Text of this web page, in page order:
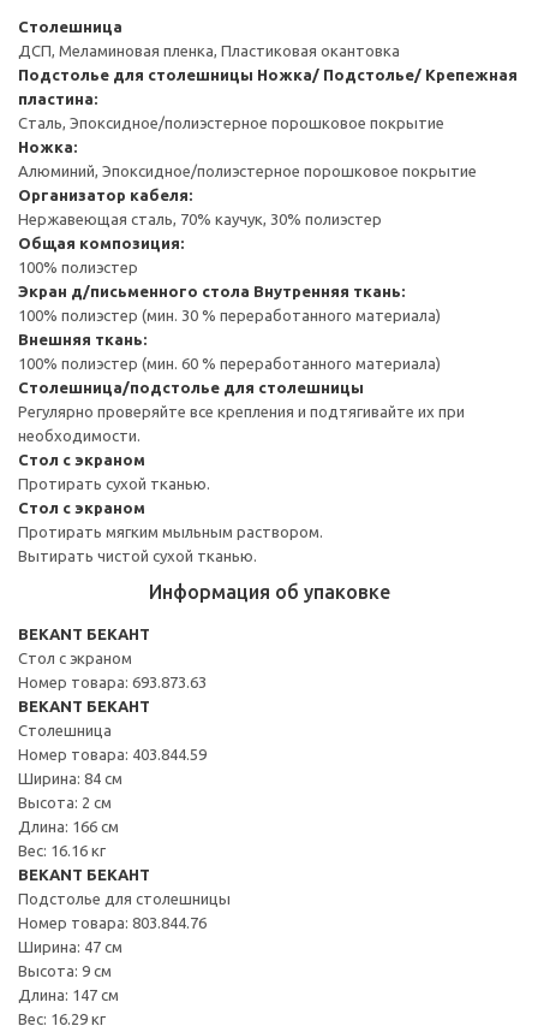
Столешница
ДСП, Меламиновая пленка, Пластиковая окантовка
Подстолье для столешницы Ножка/ Подстолье/ Крепежная
пластина:
Сталь, Эпоксидное/полиэстерное порошковое покрытие
Ножка:
Алюминий, Эпоксидное/полиэстерное порошковое покрытие
Организатор кабеля:
Нержавеющая сталь, 70% каучук, 30% полиэстер
Общая композиция:
100% полиэстер
Экран д/письменного стола Внутренняя ткань:
100% полиэстер (мин. 30 % переработанного материала)
Внешняя ткань:
100% полиэстер (мин. 60 % переработанного материала)
Столешница/подстолье для столешницы
Регулярно проверяйте все крепления и подтягивайте их при
необходимости.
Стол с экраном
Протирать сухой тканью.
Стол с экраном
Протирать мягким мыльным раствором.
Вытирать чистой сухой тканью.
Информация об упаковке
BEKANT БЕКАНТ
Стол с экраном
Номер товара: 693.873.63
BEKANT БЕКАНТ
Столешница
Номер товара: 403.844.59
Ширина: 84 см
Высота: 2 см
Длина: 166 см
Вес: 16.16 кг
BEKANT БЕКАНТ
Подстолье для столешницы
Номер товара: 803.844.76
Ширина: 47 см
Высота: 9 см
Длина: 147 см
Вес: 16.29 кг